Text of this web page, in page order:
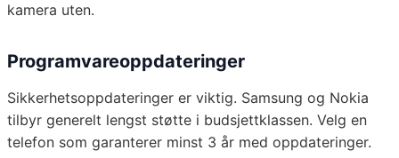
kamera uten.
Programvareoppdateringer
Sikkerhetsoppdateringer er viktig. Samsung og Nokia
tilbyr generelt lengst støtte i budsjettklassen. Velg en
telefon som garanterer minst 3 år med oppdateringer.